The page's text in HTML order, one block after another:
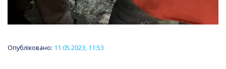
Опубліковано: 11.05.2023, 11:53